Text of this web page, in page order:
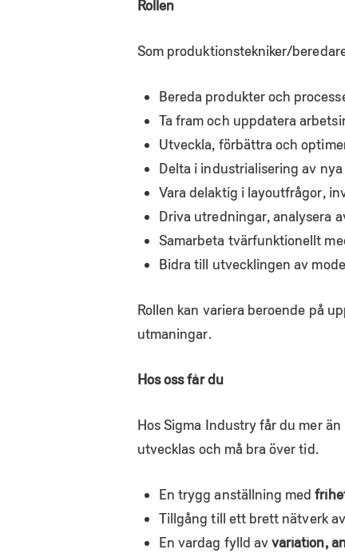
Rollen
Som produktionstekniker/
Bereda produkter och
Ta fram och uppdatera
Utveckla, förbättra och
Delta i industrialisering av
Vara delaktig i layoutfrågor,
Driva utredningar, analysera
Samarbeta tvärfunktionellt
Bidra till utvecklingen av
Rollen kan variera beroende på
utmaningar.
Hos oss får du
Hos Sigma Industry får du mer
utvecklas och må bra över tid.
En trygg anställning med
Tillgång till ett brett nätverk
En vardag fylld avvariation,